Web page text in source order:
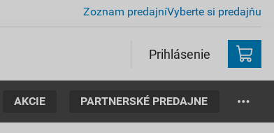
Zoznam predajníVyberte si predajňu
Prihlásenie
AKCIE PARTNERSKÉ PREDAJNE